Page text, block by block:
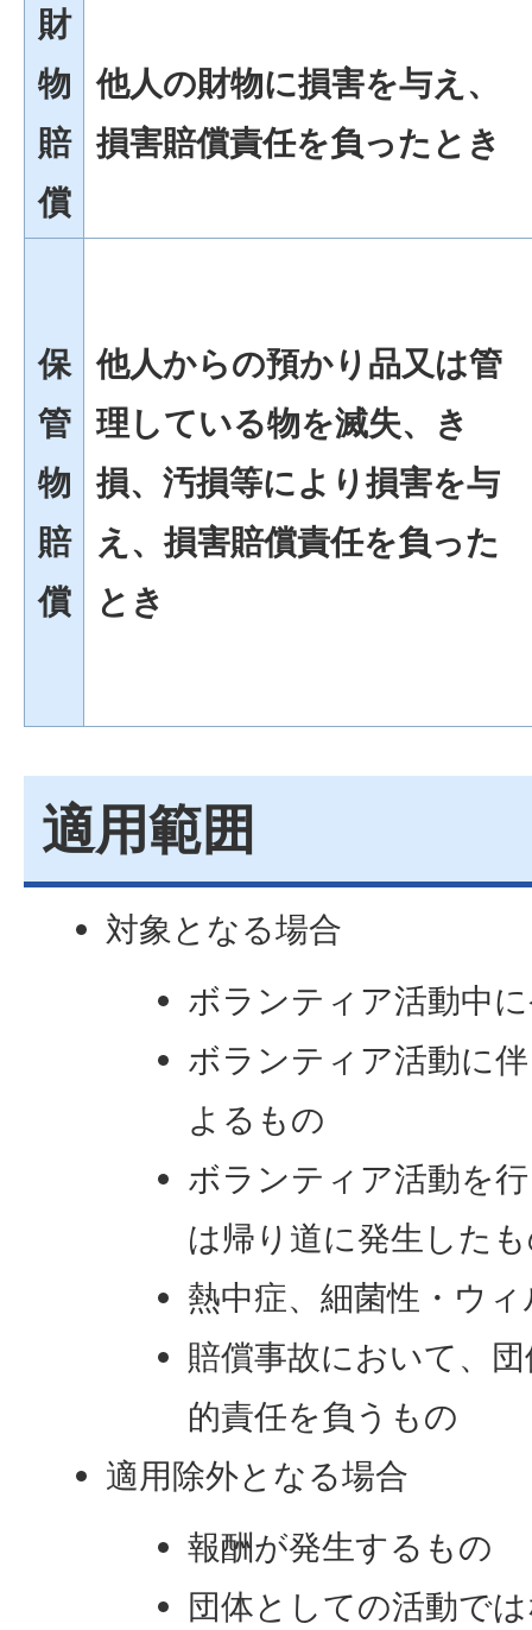
財
物
賠
償
他人の財物に損害を与え、
損害賠償責任を負ったとき
保
管
物
賠
償
他人からの預かり品又は管
理している物を滅失、き
損、汚損等により損害を与
え、損害賠償責任を負った
とき
適用範囲
対象となる場合
ボランティア活動中
ボランティア活動に
よるもの
ボランティア活動を
は帰り道に発生した
熱中症、細菌性・ウ
賠償事故において、
的責任を負うもの
適用除外となる場合
報酬が発生するもの
団体としての活動で